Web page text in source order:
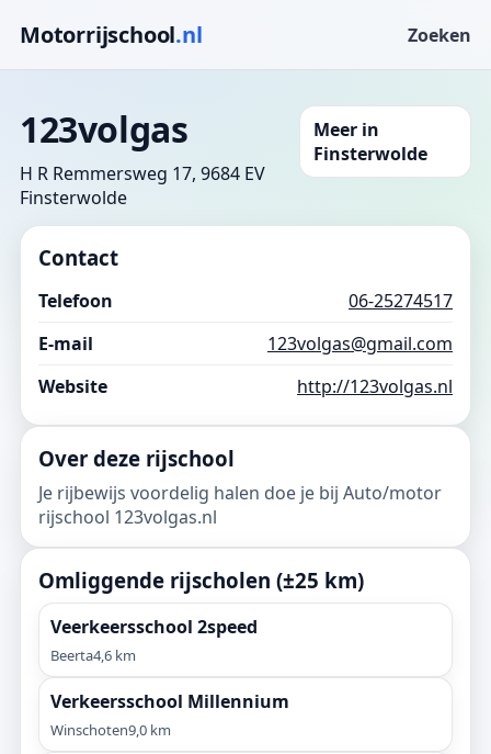
Motorrijschool.nl Zoeken
123volgas
H R Remmersweg 17, 9684 EV
Finsterwolde
Meer in
Finsterwolde
Contact
Telefoon
06-25274517
E-mail
123volgas@gmail.com
Website
http://123volgas.nl
Over deze rijschool
Je rijbewijs voordelig halen doe je bij Auto/motor
rijschool 123volgas.nl
Omliggende rijscholen (±25 km)
Veerkeersschool 2speed
Beerta4,6 km
Verkeersschool Millennium
Winschoten9,0 km